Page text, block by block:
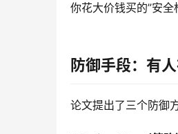
你花大价钱买的”安
防御手段：有
论文提出了三个防御